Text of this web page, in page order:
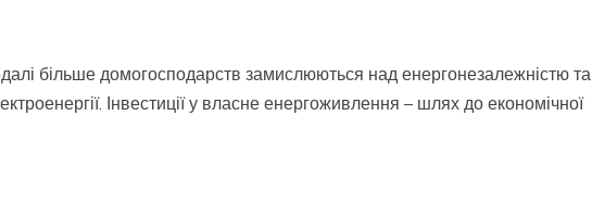
більше домогосподарств замислюються над енергонезалежністю та
Інвестиції у власне енергоживлення – шлях до економічної